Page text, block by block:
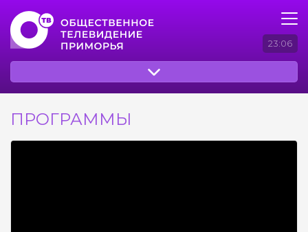
23:06
ПРОГРАММЫ